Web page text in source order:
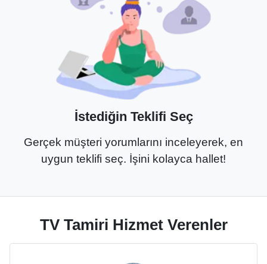
İstediğin Teklifi Seç
Gerçek müşteri yorumlarını inceleyerek, en
uygun teklifi seç. İşini kolayca hallet!
TV Tamiri Hizmet Verenler